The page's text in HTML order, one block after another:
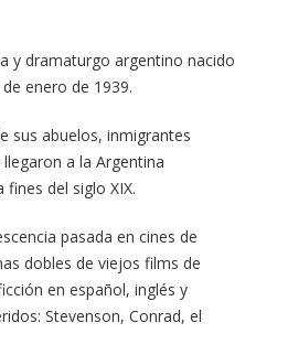
y dramaturgo argentino nacido
enero de 1939.
sus abuelos, inmigrantes
a la Argentina
fines del siglo XIX.
pasada en cines de
dobles de viejos films de
en español, inglés y
Stevenson, Conrad, el